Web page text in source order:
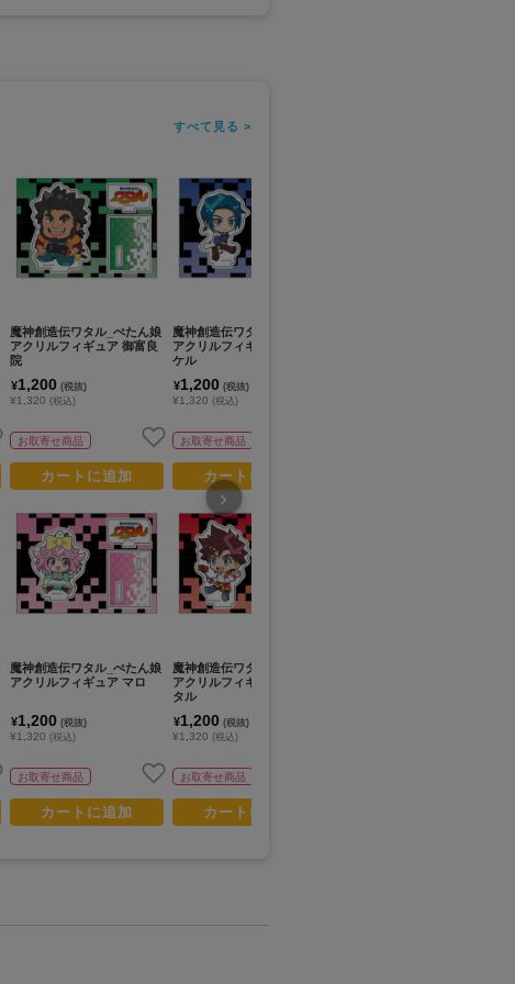
すべて見る >
魔神創造伝ワタル_ぺたん娘
アクリルフィギュア 御富良
院
¥1,200 (税抜)
¥1,320 (税込)
お取寄せ商品
カートに追加
魔神創造伝ワタル_ぺたん娘
アクリルフィギュア マロ
¥1,200 (税抜)
¥1,320 (税込)
お取寄せ商品
カートに追加
魔神創造伝ワタル_ぺたん娘
アクリルフィギュア 天部カ
ケル
¥1,200 (税抜)
¥1,320 (税込)
お取寄せ商品
カートに追加
魔神創造伝ワタル_ぺたん娘
アクリルフィギュア 星部ワ
タル
¥1,200 (税抜)
¥1,320 (税込)
お取寄せ商品
カートに追加
›